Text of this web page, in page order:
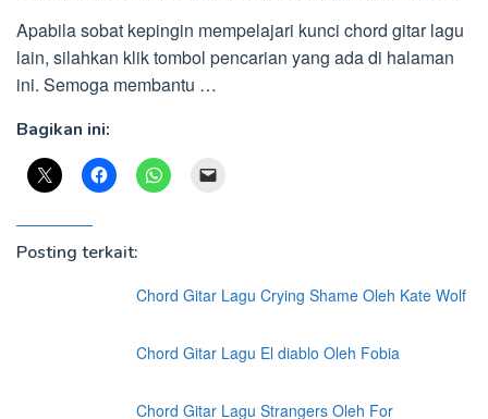
Apabila sobat kepingin mempelajari kunci chord gitar lagu
lain, silahkan klik tombol pencarian yang ada di halaman
ini. Semoga membantu …
Bagikan ini:
Posting terkait:
Chord Gitar Lagu Crying Shame Oleh Kate Wolf
Chord Gitar Lagu El diablo Oleh Fobia
Chord Gitar Lagu Strangers Oleh For